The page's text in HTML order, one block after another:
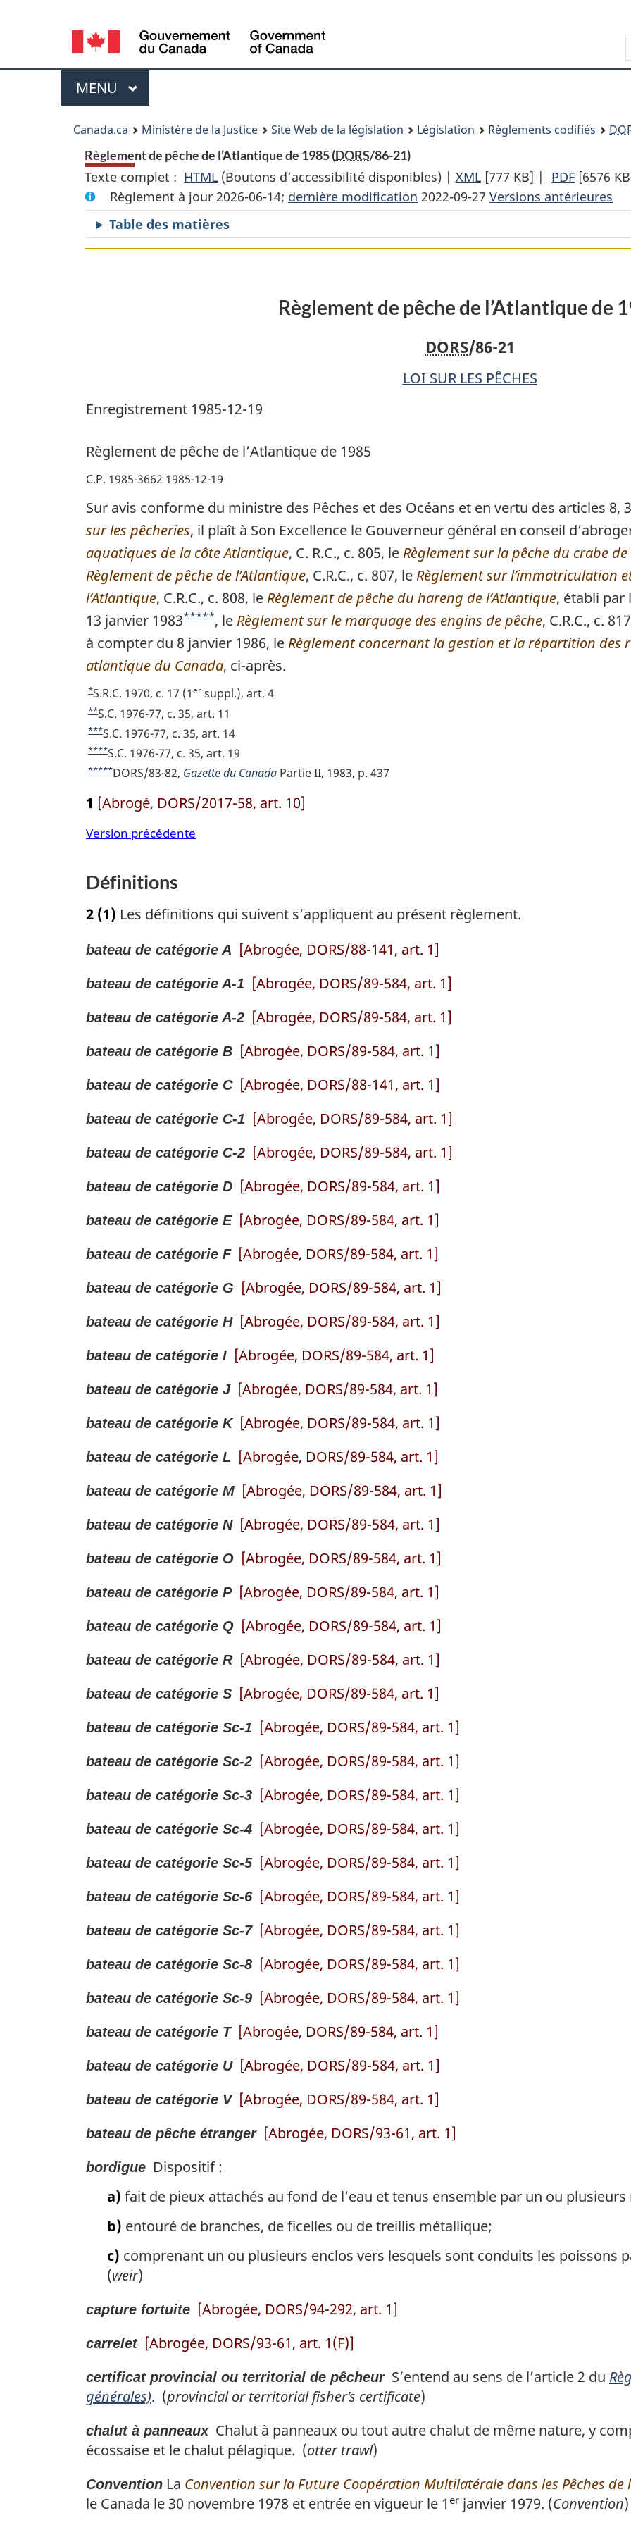
principal
À
site
version
Language
selection
Menu
MENU PRINCIPAL
Canada.ca Ministère de la Justice Site Web de la législation Législation Règlements codifiés
Règlement de pêche de l’Atlantique de 1985 (DORS/86-21)
Texte complet : HTML Texte
complet
:
Règlement
l’Atlantique
(Boutons d’accessibilité disponibles) | XML Texte
complet
:
Règlement
de
l’Atlantique
1985
[777 KB] | PDF Texte
complet
:
[6576
Règlement à jour 2026-06-14; dernière modification 2022-09-27 Versions antérieures
Table des matières
Règlement de pêche de l’Atlantique de
DORS/86-21
LOI SUR LES PÊCHES
Enregistrement 1985-12-19
Règlement de pêche de l’Atlantique de 1985
C.P. 1985-3662 1985-12-19
Sur avis conforme du ministre des Pêches et des Océans et en vertu des articles 8,
sur les pêcheries, il plaît à Son Excellence le Gouverneur général en conseil
aquatiques de la côte Atlantique, C. R.C., c. 805, le Règlement sur la pêche du crabe de
Règlement de pêche de l’Atlantique, C.R.C., c. 807, le Règlement sur l’immatriculation
l’Atlantique, C.R.C., c. 808, le Règlement de pêche du hareng de l’Atlantique, établi par
13 janvier 1983N
o
t
e
d
e
b
a
s
e
g
*****, le Règlement sur le marquage des engins de pêche, C.R.C., c.
à compter du 8 janvier 1986, le Règlement concernant la gestion et la répartition des
atlantique du Canada, ci-après.
R
e
t
o
u
à
a
f
r
n
c
e
d
l
n
t
d
b
s
e
a
e
*S.R.C. 1970, c. 17 (1er suppl.), art. 4
R
e
t
o
r
l
r
é
f
é
r
e
n
e
e
a
o
e
e
a
d
p
a
g
e
**S.C. 1976-77, c. 35, art. 11
R
e
t
u
à
a
r
é
é
e
c
d
l
n
t
d
b
s
d
e
p
g
***S.C. 1976-77, c. 35, art. 14
R
e
o
r
l
a
r
f
r
n
e
e
a
o
e
d
e
b
a
s
e
a
e
****S.C. 1976-77, c. 35, art. 19
R
t
o
u
à
a
é
é
e
c
d
l
n
o
t
e
e
a
d
p
g
*****DORS/83-82, Gazette du Canada Partie II, 1983, p. 437
1 [Abrogé, DORS/2017-58, art. 10]
Version précédente
Définitions
2 (1) Les définitions qui suivent s’appliquent au présent règlement.
bateau de catégorie A [Abrogée, DORS/88-141, art. 1]
bateau de catégorie A-1 [Abrogée, DORS/89-584, art. 1]
bateau de catégorie A-2 [Abrogée, DORS/89-584, art. 1]
bateau de catégorie B [Abrogée, DORS/89-584, art. 1]
bateau de catégorie C [Abrogée, DORS/88-141, art. 1]
bateau de catégorie C-1 [Abrogée, DORS/89-584, art. 1]
bateau de catégorie C-2 [Abrogée, DORS/89-584, art. 1]
bateau de catégorie D [Abrogée, DORS/89-584, art. 1]
bateau de catégorie E [Abrogée, DORS/89-584, art. 1]
bateau de catégorie F [Abrogée, DORS/89-584, art. 1]
bateau de catégorie G [Abrogée, DORS/89-584, art. 1]
bateau de catégorie H [Abrogée, DORS/89-584, art. 1]
bateau de catégorie I [Abrogée, DORS/89-584, art. 1]
bateau de catégorie J [Abrogée, DORS/89-584, art. 1]
bateau de catégorie K [Abrogée, DORS/89-584, art. 1]
bateau de catégorie L [Abrogée, DORS/89-584, art. 1]
bateau de catégorie M [Abrogée, DORS/89-584, art. 1]
bateau de catégorie N [Abrogée, DORS/89-584, art. 1]
bateau de catégorie O [Abrogée, DORS/89-584, art. 1]
bateau de catégorie P [Abrogée, DORS/89-584, art. 1]
bateau de catégorie Q [Abrogée, DORS/89-584, art. 1]
bateau de catégorie R [Abrogée, DORS/89-584, art. 1]
bateau de catégorie S [Abrogée, DORS/89-584, art. 1]
bateau de catégorie Sc-1 [Abrogée, DORS/89-584, art. 1]
bateau de catégorie Sc-2 [Abrogée, DORS/89-584, art. 1]
bateau de catégorie Sc-3 [Abrogée, DORS/89-584, art. 1]
bateau de catégorie Sc-4 [Abrogée, DORS/89-584, art. 1]
bateau de catégorie Sc-5 [Abrogée, DORS/89-584, art. 1]
bateau de catégorie Sc-6 [Abrogée, DORS/89-584, art. 1]
bateau de catégorie Sc-7 [Abrogée, DORS/89-584, art. 1]
bateau de catégorie Sc-8 [Abrogée, DORS/89-584, art. 1]
bateau de catégorie Sc-9 [Abrogée, DORS/89-584, art. 1]
bateau de catégorie T [Abrogée, DORS/89-584, art. 1]
bateau de catégorie U [Abrogée, DORS/89-584, art. 1]
bateau de catégorie V [Abrogée, DORS/89-584, art. 1]
bateau de pêche étranger [Abrogée, DORS/93-61, art. 1]
bordigue Dispositif :
a) fait de pieux attachés au fond de l’eau et tenus ensemble par un ou plusieurs
b) entouré de branches, de ficelles ou de treillis métallique;
c) comprenant un ou plusieurs enclos vers lesquels sont conduits les poissons
(weir)
capture fortuite [Abrogée, DORS/94-292, art. 1]
carrelet [Abrogée, DORS/93-61, art. 1(F)]
certificat provincial ou territorial de pêcheurS’entend au sens de l’article 2 du
générales). (provincial or territorial fisher’s certificate)
chalut à panneauxChalut à panneaux ou tout autre chalut de même nature, y
écossaise et le chalut pélagique. (otter trawl)
Convention La Convention sur la Future Coopération Multilatérale dans les Pêches de
le Canada le 30 novembre 1978 et entrée en vigueur le 1 er janvier 1979. (Convention)